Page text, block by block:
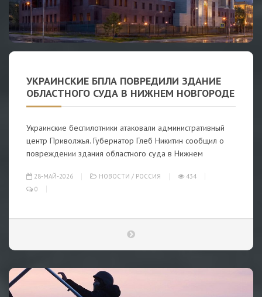
УКРАИНСКИЕ БПЛА ПОВРЕДИЛИ ЗДАНИЕ
ОБЛАСТНОГО СУДА В НИЖНЕМ НОВГОРОДЕ
Украинские беспилотники атаковали административный
центр Приволжья. Губернатор Глеб Никитин сообщил о
повреждении здания областного суда в Нижнем
28-МАЙ-2026 НОВОСТИ / РОССИЯ
434
0